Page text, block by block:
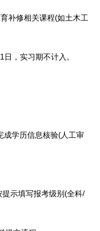
补修相关课程(如土木工
，实习期不计入。
成学历信息核验(人工审
提示填写报考级别(全科/